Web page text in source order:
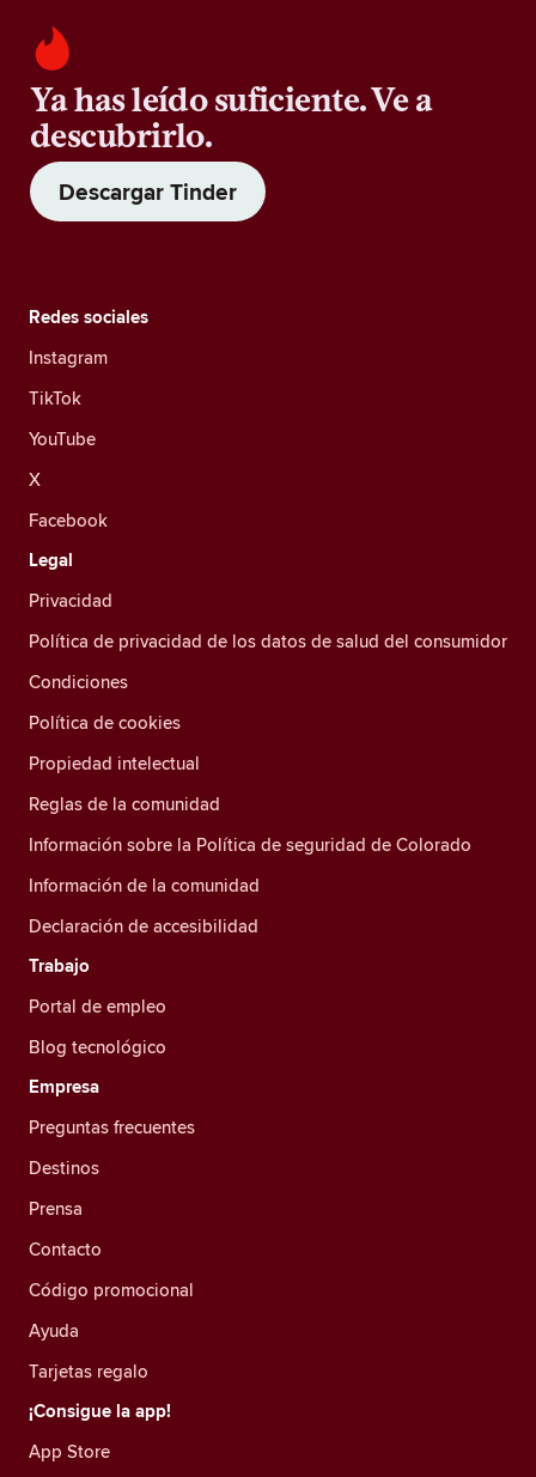
Ya has leído suficiente. Ve a
descubrirlo.
Descargar Tinder
Redes sociales
Instagram
TikTok
YouTube
X
Facebook
Legal
Privacidad
Política de privacidad de los datos de salud del consumidor
Condiciones
Política de cookies
Propiedad intelectual
Reglas de la comunidad
Información sobre la Política de seguridad de Colorado
Información de la comunidad
Declaración de accesibilidad
Trabajo
Portal de empleo
Blog tecnológico
Empresa
Preguntas frecuentes
Destinos
Prensa
Contacto
Código promocional
Ayuda
Tarjetas regalo
¡Consigue la app!
App Store